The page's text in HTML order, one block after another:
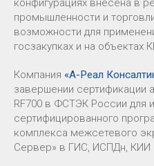
конфигурациях внесена в
промышленности и
возможности для
госзакупках и на объектах
Компания «А-Реал
завершении сертификации
RF700 в ФСТЭК России для
сертифицированного
комплекса межсетевого
Сервер» в ГИС, ИСПДн, КИИ